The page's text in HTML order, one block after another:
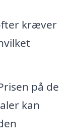
kræver
på de
kan